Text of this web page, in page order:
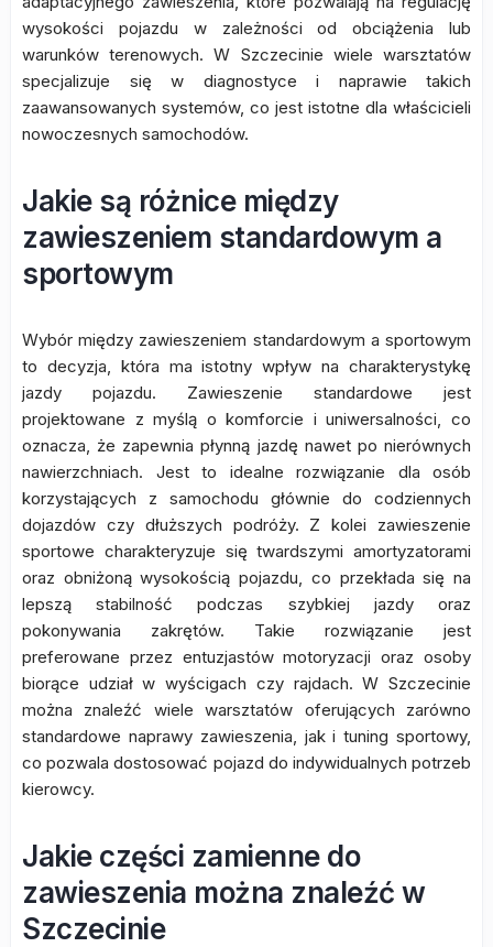
wysokości pojazdu w zależności od obciążenia lub
warunków terenowych. W Szczecinie wiele warsztatów
specjalizuje się w diagnostyce i naprawie takich
zaawansowanych systemów, co jest istotne dla właścicieli
nowoczesnych samochodów.
Jakie są różnice między
zawieszeniem standardowym a
sportowym
Wybór między zawieszeniem standardowym a sportowym
to decyzja, która ma istotny wpływ na charakterystykę
jazdy pojazdu. Zawieszenie standardowe jest
projektowane z myślą o komforcie i uniwersalności, co
oznacza, że zapewnia płynną jazdę nawet po nierównych
nawierzchniach. Jest to idealne rozwiązanie dla osób
korzystających z samochodu głównie do codziennych
dojazdów czy dłuższych podróży. Z kolei zawieszenie
sportowe charakteryzuje się twardszymi amortyzatorami
oraz obniżoną wysokością pojazdu, co przekłada się na
lepszą stabilność podczas szybkiej jazdy oraz
pokonywania zakrętów. Takie rozwiązanie jest
preferowane przez entuzjastów motoryzacji oraz osoby
biorące udział w wyścigach czy rajdach. W Szczecinie
można znaleźć wiele warsztatów oferujących zarówno
standardowe naprawy zawieszenia, jak i tuning sportowy,
co pozwala dostosować pojazd do indywidualnych potrzeb
kierowcy.
Jakie części zamienne do
zawieszenia można znaleźć w
Szczecinie